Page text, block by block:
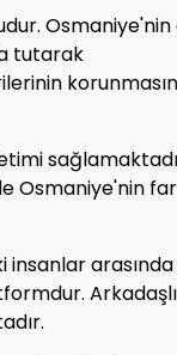
Osmaniye'nin
tutarak
Osmaniye'nin
insanlar arasında